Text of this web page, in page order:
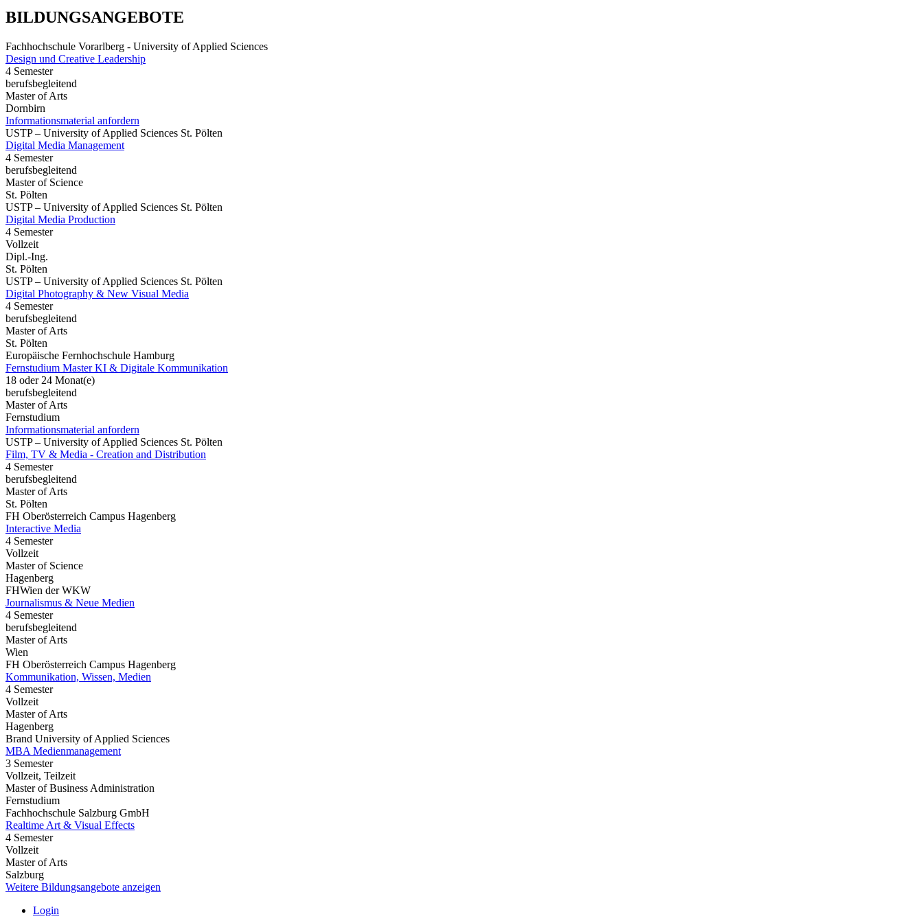
BILDUNGSANGEBOTE
Fachhochschule Vorarlberg - University of Applied Sciences
Design und Creative Leadership
4 Semester
berufsbegleitend
Master of Arts
Dornbirn
Informationsmaterial anfordern
USTP – University of Applied Sciences St. Pölten
Digital Media Management
4 Semester
berufsbegleitend
Master of Science
St. Pölten
USTP – University of Applied Sciences St. Pölten
Digital Media Production
4 Semester
Vollzeit
Dipl.-Ing.
St. Pölten
USTP – University of Applied Sciences St. Pölten
Digital Photography & New Visual Media
4 Semester
berufsbegleitend
Master of Arts
St. Pölten
Europäische Fernhochschule Hamburg
Fernstudium Master KI & Digitale Kommunikation
18 oder 24 Monat(e)
berufsbegleitend
Master of Arts
Fernstudium
Informationsmaterial anfordern
USTP – University of Applied Sciences St. Pölten
Film, TV & Media - Creation and Distribution
4 Semester
berufsbegleitend
Master of Arts
St. Pölten
FH Oberösterreich Campus Hagenberg
Interactive Media
4 Semester
Vollzeit
Master of Science
Hagenberg
FHWien der WKW
Journalismus & Neue Medien
4 Semester
berufsbegleitend
Master of Arts
Wien
FH Oberösterreich Campus Hagenberg
Kommunikation, Wissen, Medien
4 Semester
Vollzeit
Master of Arts
Hagenberg
Brand University of Applied Sciences
MBA Medienmanagement
3 Semester
Vollzeit, Teilzeit
Master of Business Administration
Fernstudium
Fachhochschule Salzburg GmbH
Realtime Art & Visual Effects
4 Semester
Vollzeit
Master of Arts
Salzburg
Weitere Bildungsangebote anzeigen
Login